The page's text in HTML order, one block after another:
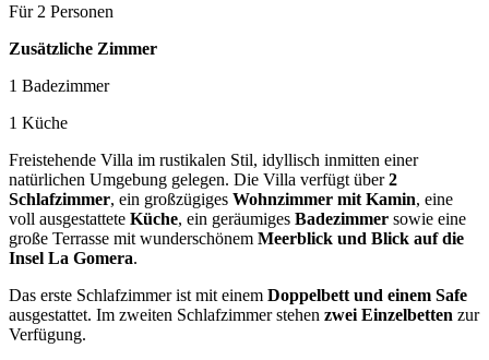
Für 2 Personen
Zusätzliche Zimmer
1 Badezimmer
1 Küche
Freistehende Villa im rustikalen Stil, idyllisch inmitten einer
natürlichen Umgebung gelegen. Die Villa verfügt über2
Schlafzimmer, ein großzügiges Wohnzimmer mit Kamin, eine
voll ausgestattete Küche, ein geräumiges Badezimmer sowie eine
große Terrasse mit wunderschönem Meerblick und Blick auf die
Insel La Gomera.
Das erste Schlafzimmer ist mit einem Doppelbett und einem Safe
ausgestattet. Im zweiten Schlafzimmer stehen zwei Einzelbetten zur
Verfügung.